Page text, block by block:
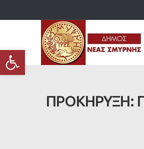
Ανοίξτε τη γραμμή εργαλείων
ΠΡΟΚΗΡΥΞΗ: